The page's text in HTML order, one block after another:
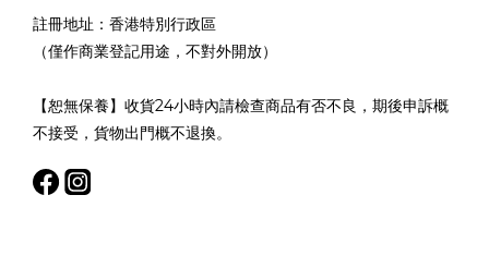
註冊地址：香港特別行政區
（僅作商業登記用途，不對外開放）
【恕無保養】收貨24小時內請檢查商品有否不良，期後申訴概
不接受，貨物出門概不退換。